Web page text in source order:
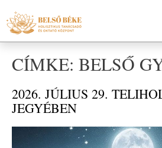
CÍMKE: BELSŐ
2026. JÚLIUS 29.
JEGYÉBEN